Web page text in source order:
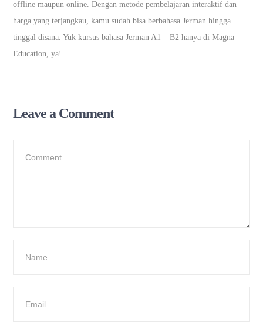
offline maupun online. Dengan metode pembelajaran interaktif dan
harga yang terjangkau, kamu sudah bisa berbahasa Jerman hingga
tinggal disana. Yuk kursus bahasa Jerman A1 – B2 hanya di Magna
Education, ya!
Leave a Comment